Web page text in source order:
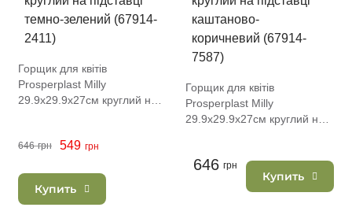
Горщик для квітів
Prosperplast Milly
29.9х29.9х27см круглий на
646 грн 549 грн
Купить
Горщик для квітів
Prosperplast Milly
29.9х29.9х27см круглий на
646 грн
Купить